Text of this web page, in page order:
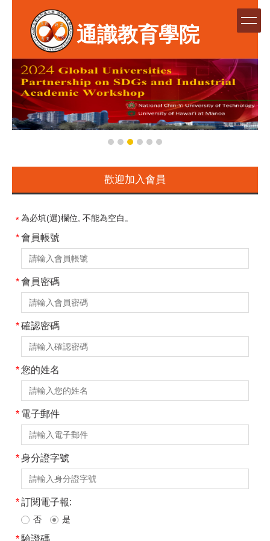
內
通識教育學院
歡迎加入會員
為必填(選)欄位, 不能為空白。
*會員帳號
*會員密碼
*確認密碼
*您的姓名
* 電子郵件
*身分證字號
*訂閱電子報:
否 是